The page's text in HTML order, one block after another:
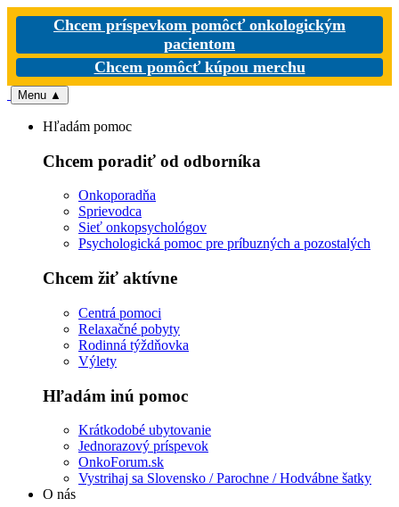
Chcem príspevkom pomôcť onkologickým
pacientom
Chcem pomôcť kúpou merchu
Menu ▲
Hľadám pomoc
Chcem poradiť od odborníka
Onkoporadňa
Sprievodca
Sieť onkopsychológov
Psychologická pomoc pre príbuzných a pozostalých
Chcem žiť aktívne
Centrá pomoci
Relaxačné pobyty
Rodinná týždňovka
Výlety
Hľadám inú pomoc
Krátkodobé ubytovanie
Jednorazový príspevok
OnkoForum.sk
Vystrihaj sa Slovensko / Parochne / Hodvábne šatky
O nás